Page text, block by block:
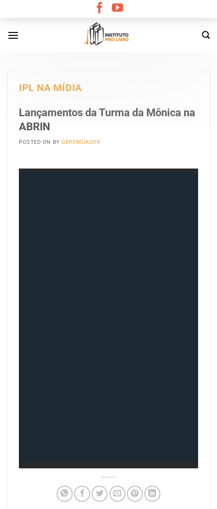
content
IPL NA MÍDIA
Lançamentos da Turma da Mônica na
ABRIN
POSTED ON BYGERENCIADOR